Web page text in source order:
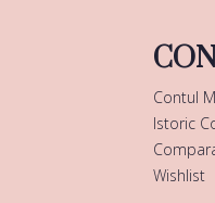
Contul
Istoric
Wishlist